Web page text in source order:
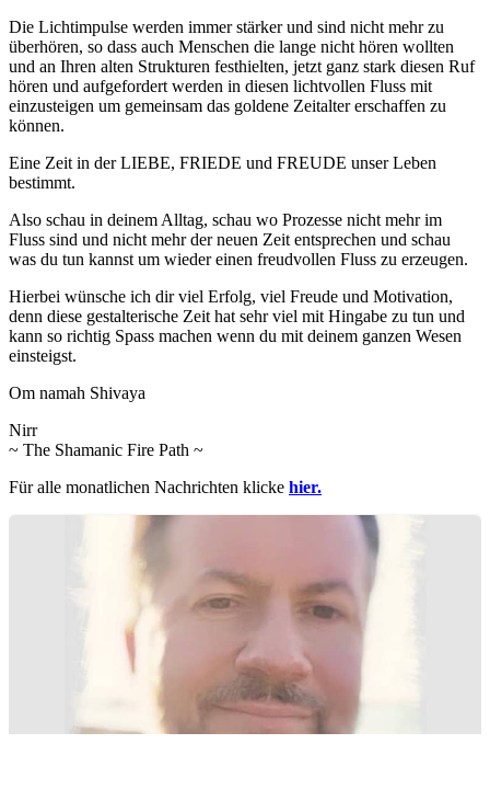
Die Lichtimpulse werden immer stärker und sind nicht mehr zu
überhören, so dass auch Menschen die lange nicht hören wollten
und an Ihren alten Strukturen festhielten, jetzt ganz stark diesen Ruf
hören und aufgefordert werden in diesen lichtvollen Fluss mit
einzusteigen um gemeinsam das goldene Zeitalter erschaffen zu
können.
Eine Zeit in der LIEBE, FRIEDE und FREUDE unser Leben
bestimmt.
Also schau in deinem Alltag, schau wo Prozesse nicht mehr im
Fluss sind und nicht mehr der neuen Zeit entsprechen und schau
was du tun kannst um wieder einen freudvollen Fluss zu erzeugen.
Hierbei wünsche ich dir viel Erfolg, viel Freude und Motivation,
denn diese gestalterische Zeit hat sehr viel mit Hingabe zu tun und
kann so richtig Spass machen wenn du mit deinem ganzen Wesen
einsteigst.
Om namah Shivaya
Nirr
~ The Shamanic Fire Path ~
Für alle monatlichen Nachrichten klicke hier.